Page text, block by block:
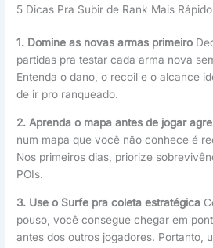
5 Dicas Pra Subir de Rank Mais
1. Domine as novas armas primeiro
partidas pra testar cada arma nova
Entenda o dano, o recoil e o alcance
de ir pro ranqueado.
2. Aprenda o mapa antes de jogar
num mapa que você não conhece é
Nos primeiros dias, priorize
POIs.
3. Use o Surfe pra coleta estratégica
pouso, você consegue chegar em
antes dos outros jogadores. Portanto,